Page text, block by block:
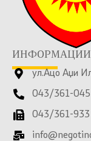
ИНФОРМАЦИИ
ул.Ацо Аџи
043/361-045
043/361-933